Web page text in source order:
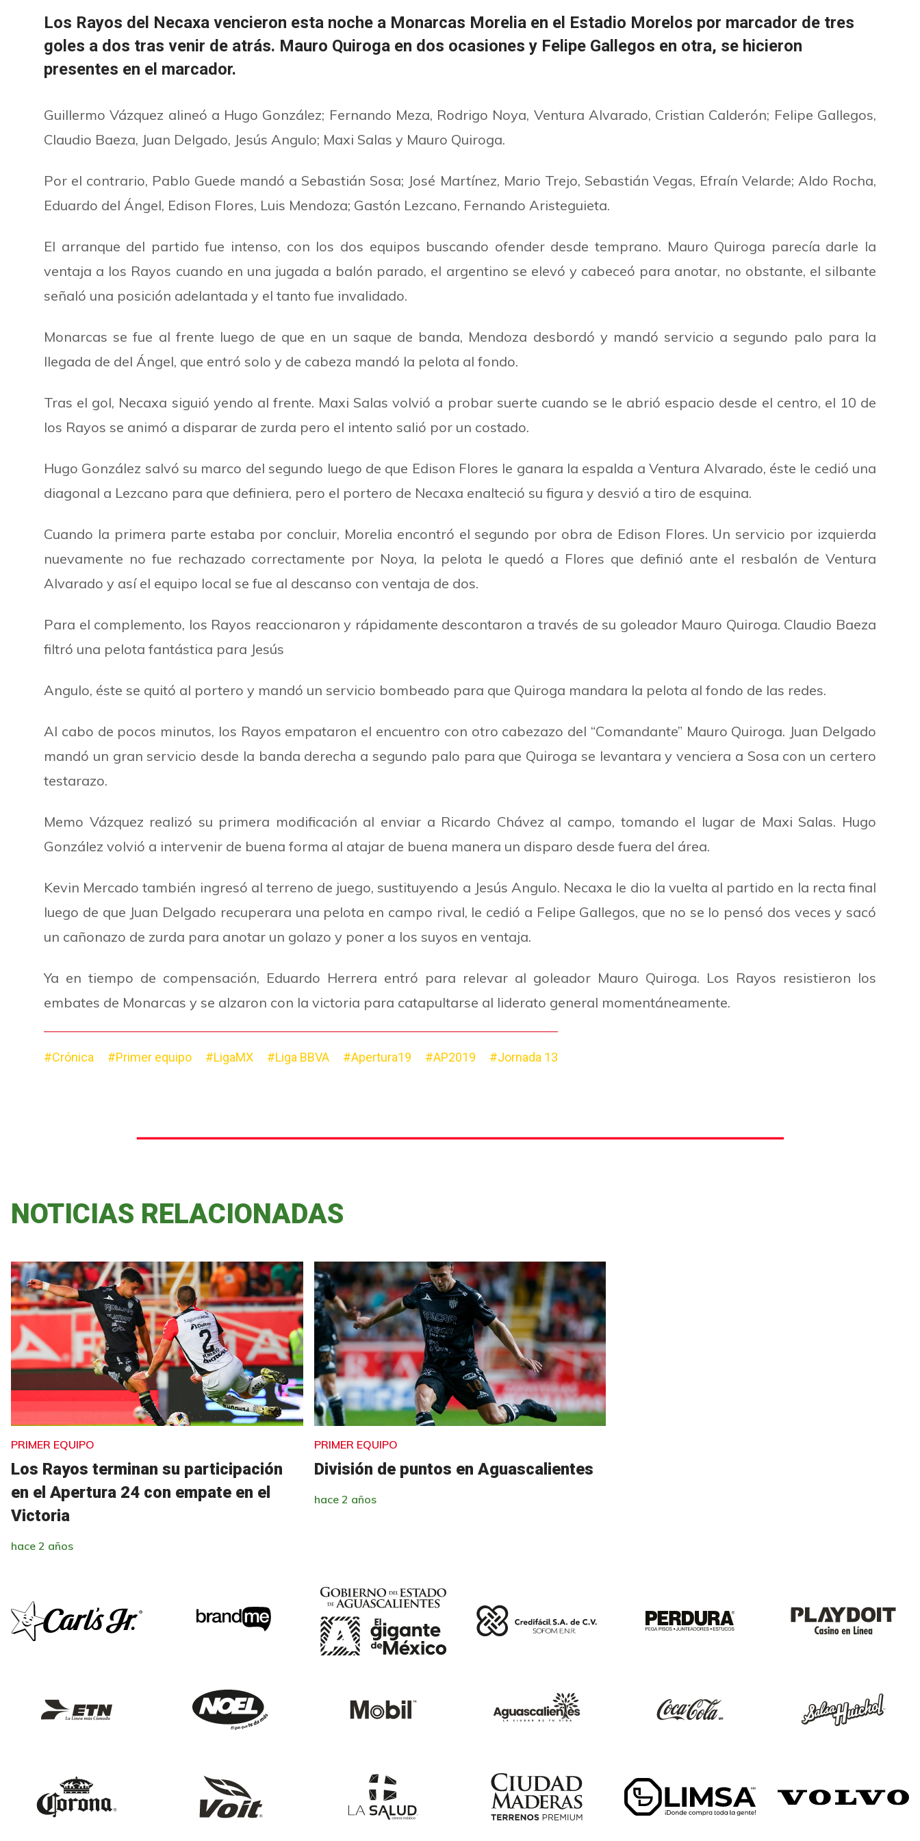
Los Rayos del Necaxa vencieron esta noche a Monarcas Morelia en el Estadio Morelos por marcador de tres
goles a dos tras venir de atrás. Mauro Quiroga en dos ocasiones y Felipe Gallegos en otra, se hicieron
presentes en el marcador.
Guillermo Vázquez alineó a Hugo González; Fernando Meza, Rodrigo Noya, Ventura Alvarado, Cristian Calderón; Felipe Gallegos,
Claudio Baeza, Juan Delgado, Jesús Angulo; Maxi Salas y Mauro Quiroga.
Por el contrario, Pablo Guede mandó a Sebastián Sosa; José Martínez, Mario Trejo, Sebastián Vegas, Efraín Velarde; Aldo Rocha,
Eduardo del Ángel, Edison Flores, Luis Mendoza; Gastón Lezcano, Fernando Aristeguieta.
El arranque del partido fue intenso, con los dos equipos buscando ofender desde temprano. Mauro Quiroga parecía darle la
ventaja a los Rayos cuando en una jugada a balón parado, el argentino se elevó y cabeceó para anotar, no obstante, el silbante
señaló una posición adelantada y el tanto fue invalidado.
Monarcas se fue al frente luego de que en un saque de banda, Mendoza desbordó y mandó servicio a segundo palo para la
llegada de del Ángel, que entró solo y de cabeza mandó la pelota al fondo.
Tras el gol, Necaxa siguió yendo al frente. Maxi Salas volvió a probar suerte cuando se le abrió espacio desde el centro, el 10 de
los Rayos se animó a disparar de zurda pero el intento salió por un costado.
Hugo González salvó su marco del segundo luego de que Edison Flores le ganara la espalda a Ventura Alvarado, éste le cedió una
diagonal a Lezcano para que definiera, pero el portero de Necaxa enalteció su figura y desvió a tiro de esquina.
Cuando la primera parte estaba por concluir, Morelia encontró el segundo por obra de Edison Flores. Un servicio por izquierda
nuevamente no fue rechazado correctamente por Noya, la pelota le quedó a Flores que definió ante el resbalón de Ventura
Alvarado y así el equipo local se fue al descanso con ventaja de dos.
Para el complemento, los Rayos reaccionaron y rápidamente descontaron a través de su goleador Mauro Quiroga. Claudio Baeza
filtró una pelota fantástica para Jesús
Angulo, éste se quitó al portero y mandó un servicio bombeado para que Quiroga mandara la pelota al fondo de las redes.
Al cabo de pocos minutos, los Rayos empataron el encuentro con otro cabezazo del “Comandante” Mauro Quiroga. Juan Delgado
mandó un gran servicio desde la banda derecha a segundo palo para que Quiroga se levantara y venciera a Sosa con un certero
testarazo.
Memo Vázquez realizó su primera modificación al enviar a Ricardo Chávez al campo, tomando el lugar de Maxi Salas. Hugo
González volvió a intervenir de buena forma al atajar de buena manera un disparo desde fuera del área.
Kevin Mercado también ingresó al terreno de juego, sustituyendo a Jesús Angulo. Necaxa le dio la vuelta al partido en la recta final
luego de que Juan Delgado recuperara una pelota en campo rival, le cedió a Felipe Gallegos, que no se lo pensó dos veces y sacó
un cañonazo de zurda para anotar un golazo y poner a los suyos en ventaja.
Ya en tiempo de compensación, Eduardo Herrera entró para relevar al goleador Mauro Quiroga. Los Rayos resistieron los
embates de Monarcas y se alzaron con la victoria para catapultarse al liderato general momentáneamente.
#Crónica #Primer equipo #LigaMX #Liga BBVA #Apertura19 #AP2019 #Jornada 13
NOTICIAS RELACIONADAS
PRIMER EQUIPO
Los Rayos terminan su participación
en el Apertura 24 con empate en el
Victoria
hace 2 años
PRIMER EQUIPO
División de puntos en Aguascalientes
hace 2 años